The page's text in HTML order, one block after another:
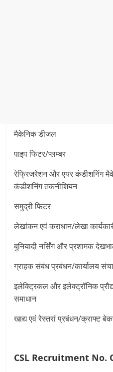
मैकेनिक डीजल
पाइप फिटर/प्लम्बर
रेफ्रिजरेशन और एयर कंडीशनिंग
कंडीशनिंग तकनीशियन
समुद्री फिटर
लेखांकन एवं कराधान/लेखा
बुनियादी नर्सिंग और प्रशामक
ग्राहक संबंध प्रबंधन/कार्यालय
इलेक्ट्रिकल और इलेक्ट्रॉनिक
समाधान
खाद्य एवं रेस्तरां प्रबंधन/क्राफ्ट
CSL Recruitment No.